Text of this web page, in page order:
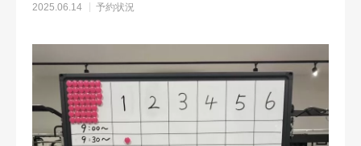
2025.06.14 予約状況
スタッフ紹介
お客様の声